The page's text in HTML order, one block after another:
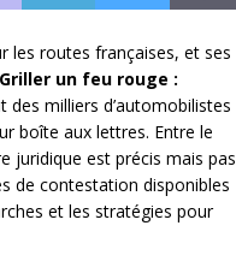
les routes françaises, et ses
Griller un feu rouge :
milliers d’automobilistes
boîte aux lettres. Entre le
juridique est précis mais pas
de contestation disponibles
et les stratégies pour